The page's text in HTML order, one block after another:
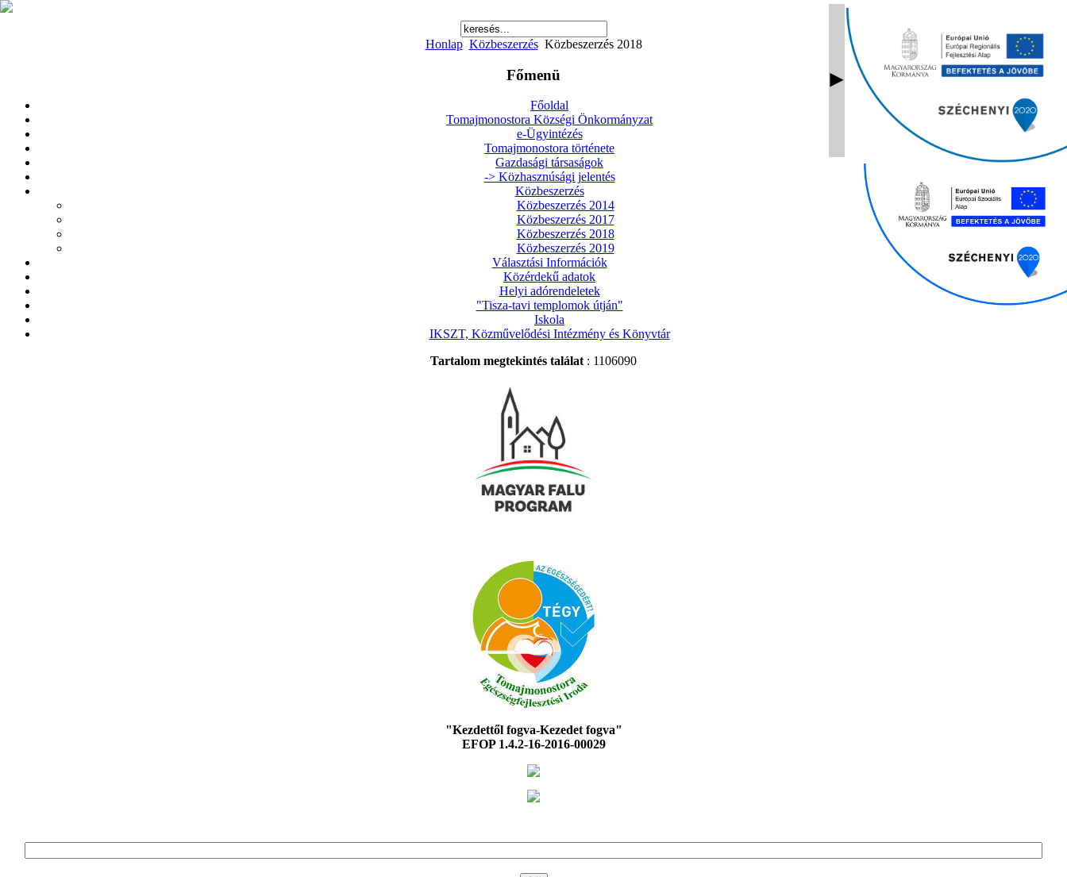
Honlap Közbeszerzés Közbeszerzés 2018
Főmenü
Főoldal
Tomajmonostora Községi Önkormányzat
e-Ügyintézés
Tomajmonostora története
Gazdasági társaságok
-> Közhasznúsági jelentés
Közbeszerzés
Közbeszerzés 2014
Közbeszerzés 2017
Közbeszerzés 2018
Közbeszerzés 2019
Választási Információk
Közérdekű adatok
Helyi adórendeletek
"Tisza-tavi templomok útján"
Iskola
IKSZT, Közművelődési Intézmény és Könyvtár
Tartalom megtekintés találat: 1106090
"Kezdettől fogva-Kezedet fogva"
EFOP 1.4.2-16-2016-00029